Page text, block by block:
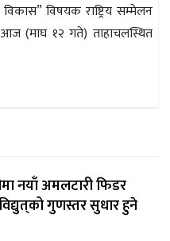
विषयक राष्ट्रिय सम्मेलन
(माघ १२ गते) ताहाचलस्थित
नयाँ अमलटारी फिडर
गुणस्तर सुधार हुने